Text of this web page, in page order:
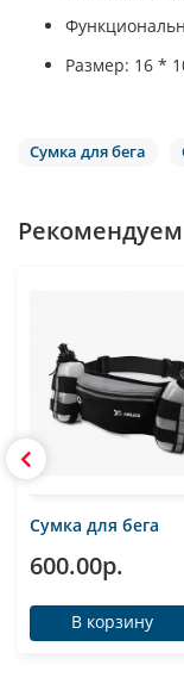
Размер: 16 *
Сумка для бега
Сумка для бега
600.00р.
В корзину